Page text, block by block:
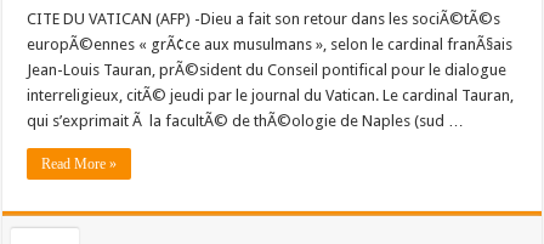
CITE DU VATICAN (AFP) -Dieu a fait son retour dans les sociÃ©tÃ©s
europÃ©ennes « grÃ¢ce aux musulmans », selon le cardinal franÃ§ais
Jean-Louis Tauran, prÃ©sident du Conseil pontifical pour le dialogue
interreligieux, citÃ© jeudi par le journal du Vatican. Le cardinal Tauran,
qui s’exprimait Ã la facultÃ© de thÃ©ologie de Naples (sud …
Read More »